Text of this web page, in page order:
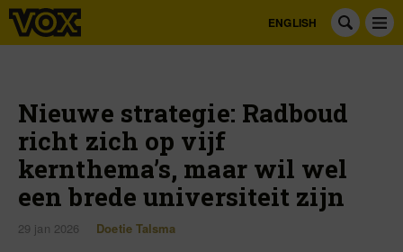
ENGLISH
Nieuwe strategie: Radboud
richt zich op vijf
kernthema’s, maar wil wel
een brede universiteit zijn
29 jan 2026 Doetie Talsma